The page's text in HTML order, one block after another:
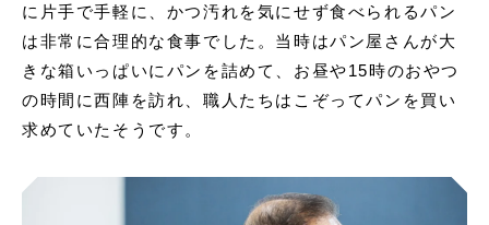
に片手で手軽に、かつ汚れを気にせず食べられるパン
は非常に合理的な食事でした。当時はパン屋さんが大
きな箱いっぱいにパンを詰めて、お昼や15時のおやつ
の時間に西陣を訪れ、職人たちはこぞってパンを買い
求めていたそうです。